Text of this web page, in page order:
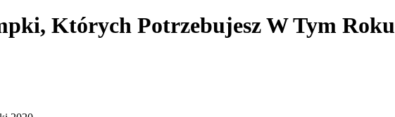
Których Potrzebujesz W Tym Roku